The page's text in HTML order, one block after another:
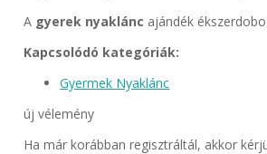
A gyerek nyaklánc ajándék
Kapcsolódó kategóriák:
Gyermek Nyaklánc
új vélemény
Ha már korábban regisztráltál, akkor